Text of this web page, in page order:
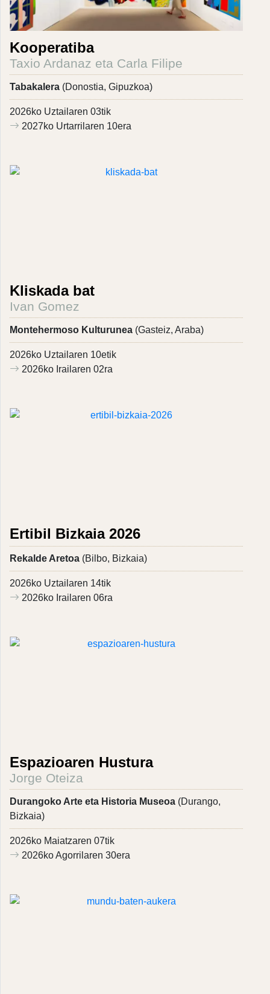
Kooperatiba
Taxio Ardanaz eta Carla Filipe
Tabakalera (Donostia, Gipuzkoa)
2026ko Uztailaren 03tik
2027ko Urtarrilaren 10era
Kliskada bat
Ivan Gomez
Montehermoso Kulturunea (Gasteiz, Araba)
2026ko Uztailaren 10etik
2026ko Irailaren 02ra
Ertibil Bizkaia 2026
Rekalde Aretoa (Bilbo, Bizkaia)
2026ko Uztailaren 14tik
2026ko Irailaren 06ra
Espazioaren Hustura
Jorge Oteiza
Durangoko Arte eta Historia Museoa (Durango,
Bizkaia)
2026ko Maiatzaren 07tik
2026ko Agorrilaren 30era